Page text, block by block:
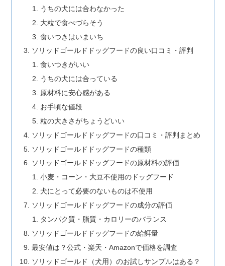
うちの犬には合わなかった
大粒で食べづらそう
食いつきはいまいち
ソリッドゴールドドッグフードの良い口コミ・評判
食いつきがいい
うちの犬には合っている
原材料に安心感がある
お手頃な値段
粒の大きさがちょうどいい
ソリッドゴールドドッグフードの口コミ・評判まとめ
ソリッドゴールドドッグフードの種類
ソリッドゴールドドッグフードの原材料の評価
小麦・コーン・大豆不使用のドッグフード
犬にとって必要のないものは不使用
ソリッドゴールドドッグフードの成分の評価
タンパク質・脂質・カロリーのバランス
ソリッドゴールドドッグフードの給餌量
最安値は？公式・楽天・Amazonで価格を調査
ソリッドゴールド（犬用）のお試しサンプルはある？